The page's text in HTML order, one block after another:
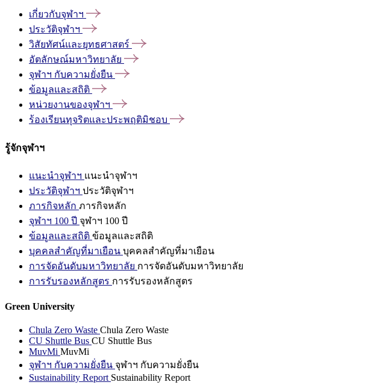
เกี่ยวกับจุฬาฯ
ประวัติจุฬาฯ
วิสัยทัศน์และยุทธศาสตร์
อัตลักษณ์มหาวิทยาลัย
จุฬาฯ กับความยั่งยืน
ข้อมูลและสถิติ
หน่วยงานของจุฬาฯ
ร้องเรียนทุจริตและประพฤติมิชอบ
รู้จักจุฬาฯ
แนะนำจุฬาฯ แนะนำจุฬาฯ
ประวัติจุฬาฯ ประวัติจุฬาฯ
ภารกิจหลัก ภารกิจหลัก
จุฬาฯ 100 ปี จุฬาฯ 100 ปี
ข้อมูลและสถิติ ข้อมูลและสถิติ
บุคคลสำคัญที่มาเยือน บุคคลสำคัญที่มาเยือน
การจัดอันดับมหาวิทยาลัย การจัดอันดับมหาวิทยาลัย
การรับรองหลักสูตร การรับรองหลักสูตร
Green University
Chula Zero Waste Chula Zero Waste
CU Shuttle Bus CU Shuttle Bus
MuvMi MuvMi
จุฬาฯ กับความยั่งยืน จุฬาฯ กับความยั่งยืน
Sustainability Report Sustainability Report